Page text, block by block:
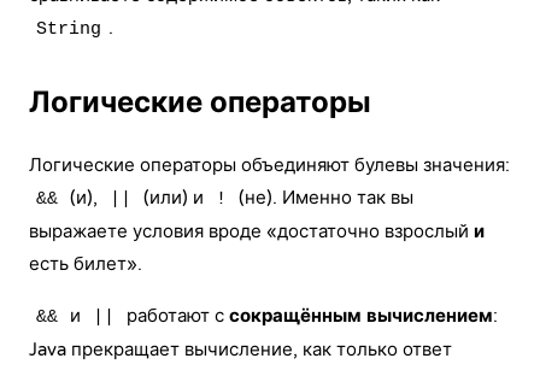
String .
Логические операторы
Логические операторы объединяют булевы значения:
&& (и), (или) и !
(не). Именно так вы
выражаете условия вроде «достаточно взрослый и
есть билет».
&& и работают с сокращённым вычислением:
Java прекращает вычисление, как только ответ